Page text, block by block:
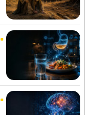
خواهد شد
کاربران بعد از این
تماس بگیرند
چگونه زبان بدن در
۱۰ ماه انزوا در جنوبگان راز کار تیمی برای سفر به مریخ را آشکار کرد
خبرنگاران با روایت